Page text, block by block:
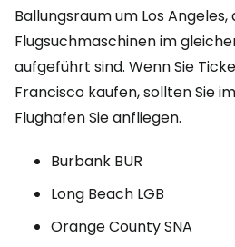
Ballungsraum um Los Angeles,
Flugsuchmaschinen im
aufgeführt sind. Wenn Sie
Francisco kaufen, sollten Sie
Flughafen Sie anfliegen.
Burbank BUR
Long Beach LGB
Orange County SNA